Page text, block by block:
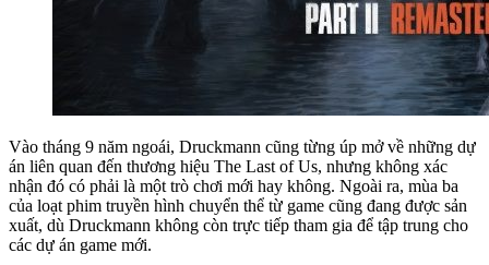
Vào tháng 9 năm ngoái, Druckmann cũng từng úp mở về những dự
án liên quan đến thương hiệu The Last of Us, nhưng không xác
nhận đó có phải là một trò chơi mới hay không. Ngoài ra, mùa ba
của loạt phim truyền hình chuyển thể từ game cũng đang được sản
xuất, dù Druckmann không còn trực tiếp tham gia để tập trung cho
các dự án game mới.